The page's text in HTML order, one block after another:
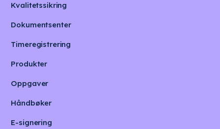
Kvalitetssikring
Dokumentsenter
Timeregistrering
Produkter
Oppgaver
Håndbøker
E-signering